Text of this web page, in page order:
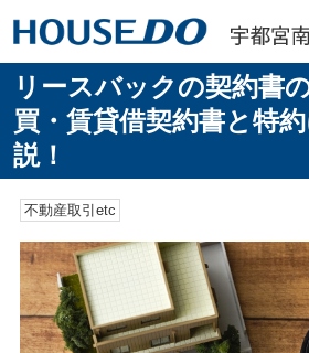
リースバックの契約書
買・賃貸借契約書と特
説！
不動産取引etc